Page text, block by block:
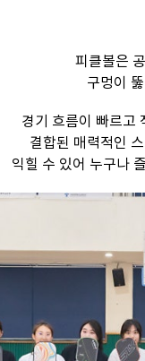
피클볼은
구멍이
경기 흐름이 빠르고
결합된 매력적인
익힐 수 있어 누구나